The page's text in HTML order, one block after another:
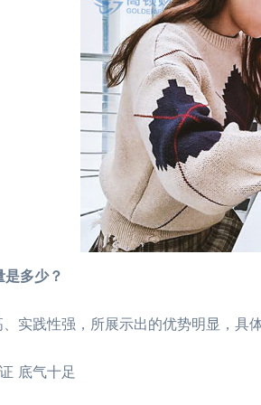
多少？
践性强，所展示出的优势明显，具
底气十足